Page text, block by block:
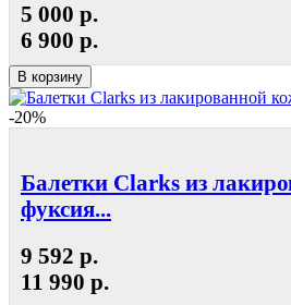
5 000 р.
6 900 р.
В корзину
-20%
Балетки Clarks из
фуксия...
9 592 р.
11 990 р.